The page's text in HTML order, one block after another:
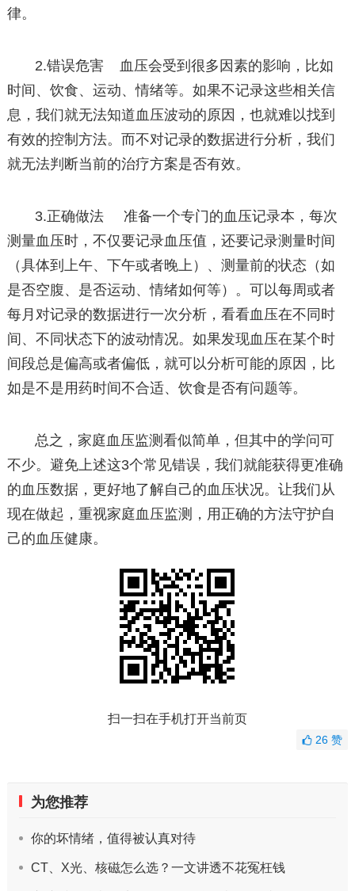
律。
2.错误危害 血压会受到很多因素的影响，比如
时间、饮食、运动、情绪等。如果不记录这些相关信
息，我们就无法知道血压波动的原因，也就难以找到
有效的控制方法。而不对记录的数据进行分析，我们
就无法判断当前的治疗方案是否有效。
3.正确做法 准备一个专门的血压记录本，每次
测量血压时，不仅要记录血压值，还要记录测量时间
（具体到上午、下午或者晚上）、测量前的状态（如
是否空腹、是否运动、情绪如何等）。可以每周或者
每月对记录的数据进行一次分析，看看血压在不同时
间、不同状态下的波动情况。如果发现血压在某个时
间段总是偏高或者偏低，就可以分析可能的原因，比
如是不是用药时间不合适、饮食是否有问题等。
总之，家庭血压监测看似简单，但其中的学问可
不少。避免上述这3个常见错误，我们就能获得更准确
的血压数据，更好地了解自己的血压状况。让我们从
现在做起，重视家庭血压监测，用正确的方法守护自
己的血压健康。
扫一扫在手机打开当前页
26赞
为您推荐
你的坏情绪，值得被认真对待
CT、X光、核磁怎么选？一文讲透不花冤枉钱